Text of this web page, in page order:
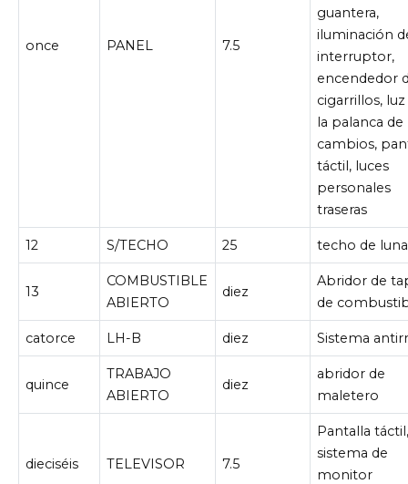
once PANEL 7.5
guantera,
iluminación
interruptor,
encendedor
cigarrillos,
la palanca de
cambios,
táctil, luces
personales
traseras
12 S/TECHO 25 techo de luna
13
COMBUSTIBLE
ABIERTO
diez
Abridor de
de
catorce LH-B diez Sistema
quince
TRABAJO
ABIERTO
diez
abridor de
maletero
dieciséis TELEVISOR 7.5
Pantalla
sistema de
monitor